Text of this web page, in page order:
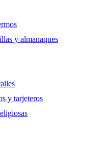
y almanaques
y tarjeteros